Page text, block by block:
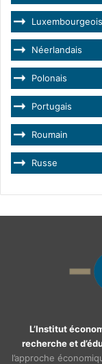
Luxembourgeois
Néerlandais
Polonais
Portugais
Roumain
Russe
L’Institut
recherche et
l’approche